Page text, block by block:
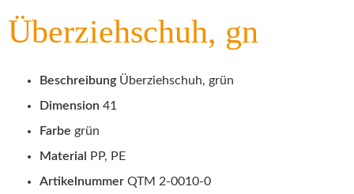
Überziehschuh, gn
Beschreibung Überziehschuh, grün
Dimension 41
Farbe grün
Material
PP, PE
Artikelnummer QTM 2-0010-0